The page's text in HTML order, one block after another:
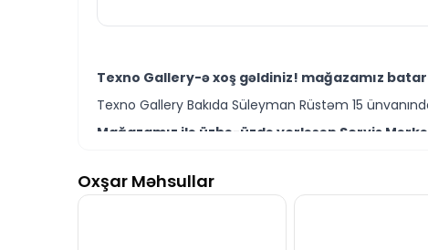
Texno Gallery-ə xoş gəldiniz! mağazamız
Texno Gallery Bakıda Süleyman Rüstəm 15
Mağazamız ilə üzbə-üzdə yerləşən Servis
Batareya Varta 4103 AAA 2-li Longlife modelini
İstər batareya modelləri istərsə də digər brend
Oxşar Məhsullar